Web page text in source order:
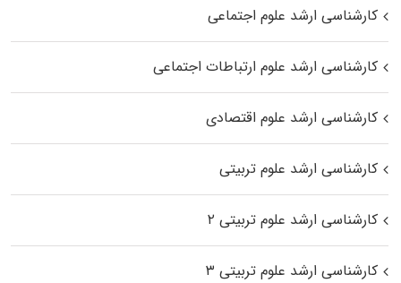
کارشناسی ارشد علوم اجتماعی
کارشناسی ارشد علوم ارتباطات اجتماعی
کارشناسی ارشد علوم اقتصادی
کارشناسی ارشد علوم تربیتی
کارشناسی ارشد علوم تربیتی ۲
کارشناسی ارشد علوم تربیتی ۳